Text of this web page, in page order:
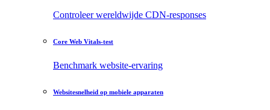
Controleer wereldwijde CDN-responses
Core Web Vitals-test
Benchmark website-ervaring
Websitesnelheid op mobiele apparaten